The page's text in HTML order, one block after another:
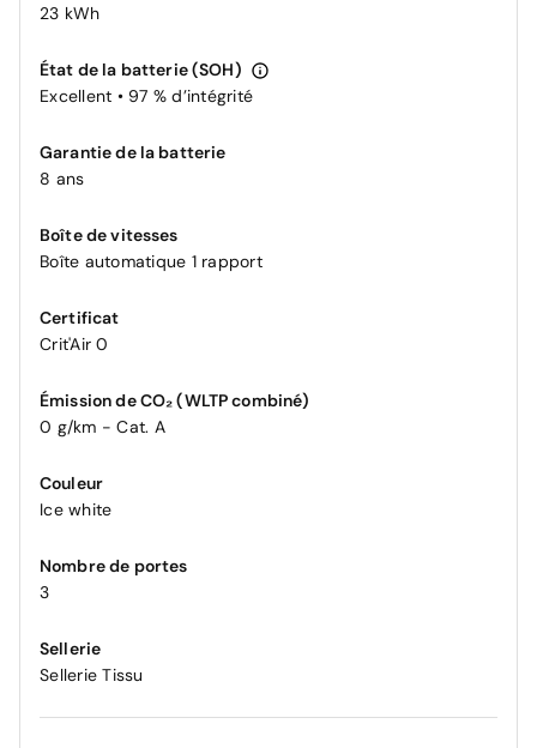
23 kWh
État de la batterie (SOH)
Excellent • 97 % d’intégrité
Garantie de la batterie
8 ans
Boîte de vitesses
Boîte automatique 1 rapport
Certificat
Crit'Air 0
Émission de CO₂ (WLTP combiné)
0 g/km - Cat. A
Couleur
Ice white
Nombre de portes
3
Sellerie
Sellerie Tissu